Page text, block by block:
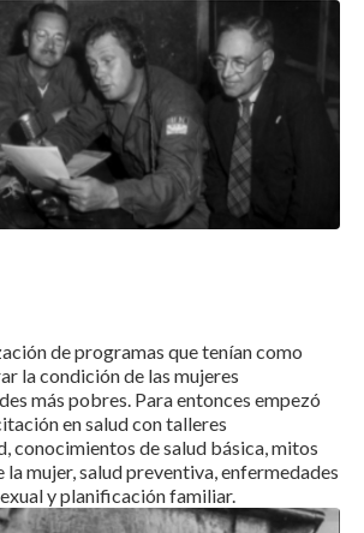
de programas que tenían como
la condición de las mujeres
más pobres. Para entonces empezó
en salud con talleres
conocimientos de salud básica, mitos
la mujer, salud preventiva, enfermedades
y planificación familiar.